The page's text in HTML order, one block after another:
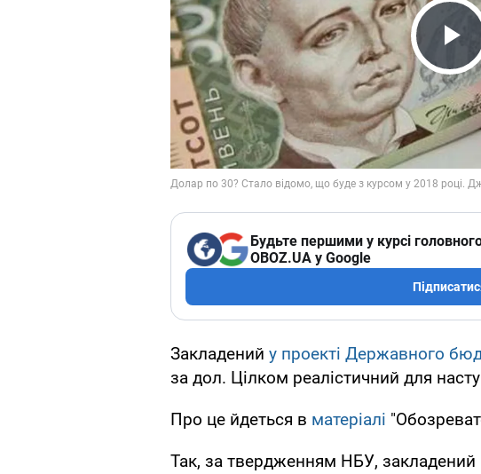
Будьте першими у курсі
OBOZ.UA у Google
Закладений у проекті Державного
за дол. Цілком реалістичний для
Про це йдеться в матеріалі
Так, за твердженням НБУ,